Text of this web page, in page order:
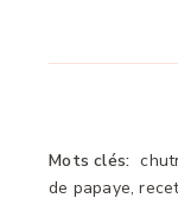
Mots clés:
de papaye,